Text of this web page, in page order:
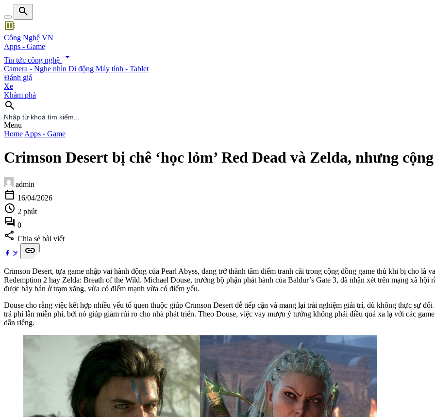
search
developer_board
Công Nghệ VN
Apps - Game
Tin tức công nghệ
arrow_drop_down
Camera - Nghe nhìn Di động Máy tính - Tablet
Đánh giá
Xe
Khám phá
search
search
Menu
Home Apps - Game
Crimson Desert bị chê ‘học lỏm’ Red Dead và Zelda, nhưng
admin
calendar_today 16/04/2026
schedule 2 phút
forum 0
share Chia sẻ bài viết
link
Crimson Desert, tựa game nhập vai hành động của Pearl Abyss, đang trở thành tâm điểm tranh cãi trong cộng đồng game thủ khi bị cho là
Redemption 2 hay Zelda: Breath of the Wild. Michael Douse, trưởng bộ phận phát hành của Baldur’s Gate 3, đã nhận xét trên mạng xã
được bày bán ở trạm xăng, vừa có điểm mạnh vừa có điểm yếu.
Douse cho rằng việc kết hợp nhiều yếu tố quen thuộc giúp Crimson Desert dễ tiếp cận và mang lại trải nghiệm giải trí, dù không thực sự
trả phí lẫn miễn phí, bởi nó giúp giảm rủi ro cho nhà phát triển. Theo Douse, việc vay mượn ý tưởng không phải điều quá xa lạ với các
dẫn riêng.